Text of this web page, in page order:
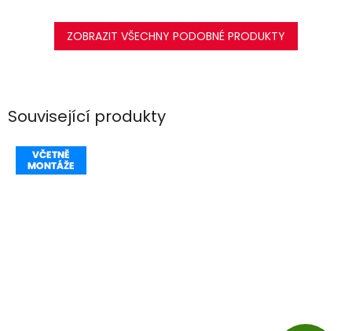
Související produkty
ZOBRAZIT VŠECHNY PODOBNÉ PRODUKTY